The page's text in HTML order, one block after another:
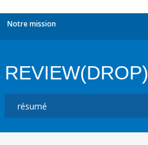
Notre mission
REVIEW(DROP)